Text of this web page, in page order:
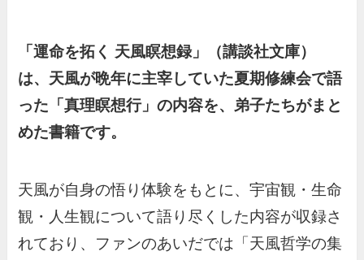
「運命を拓く 天風瞑想録」（講談社文庫）
は、天風が晩年に主宰していた夏期修練会で語
った「真理瞑想行」の内容を、弟子たちがまと
めた書籍です。
天風が自身の悟り体験をもとに、宇宙観・生命
観・人生観について語り尽くした内容が収録さ
れており、ファンのあいだでは「天風哲学の集